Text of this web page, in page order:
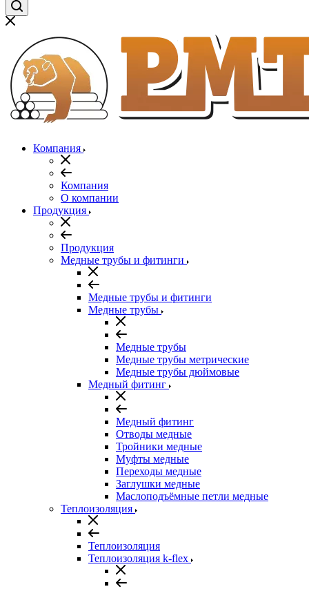
Компания
Компания
О компании
Продукция
Продукция
Медные трубы и фитинги
Медные трубы и фитинги
Медные трубы
Медные трубы
Медные трубы метрические
Медные трубы дюймовые
Медный фитинг
Медный фитинг
Отводы медные
Тройники медные
Муфты медные
Переходы медные
Заглушки медные
Маслоподъёмные петли медные
Теплоизоляция
Теплоизоляция
Теплоизоляция k-flex